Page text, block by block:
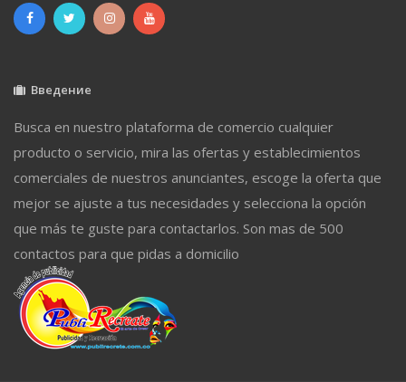
Введение
Busca en nuestro plataforma de comercio cualquier
producto o servicio, mira las ofertas y establecimientos
comerciales de nuestros anunciantes, escoge la oferta que
mejor se ajuste a tus necesidades y selecciona la opción
que más te guste para contactarlos. Son mas de 500
contactos para que pidas a domicilio